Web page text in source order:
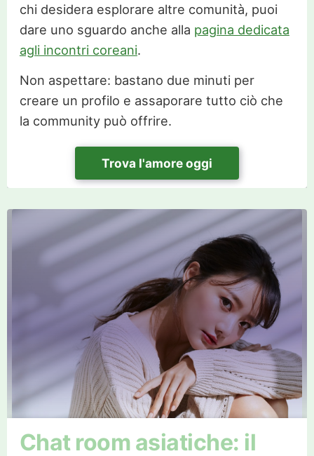
chi desidera esplorare altre comunità, puoi
dare uno sguardo anche alla pagina dedicata
agli incontri coreani.
Non aspettare: bastano due minuti per
creare un profilo e assaporare tutto ciò che
la community può offrire.
Trova l'amore oggi
Chat room asiatiche: il